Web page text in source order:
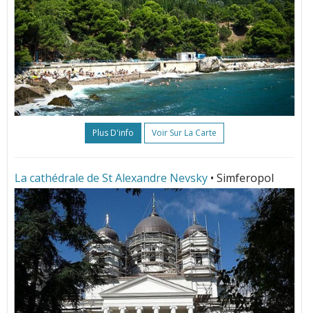
Plus D'info Voir Sur La Carte
La cathédrale de St Alexandre Nevsky • Simferopol